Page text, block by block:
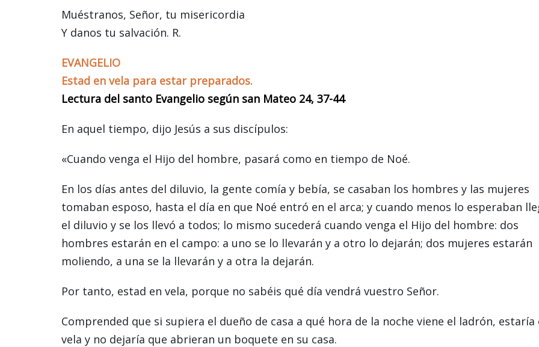
Muéstranos, Señor, tu misericordia
Y danos tu salvación. R.
EVANGELIO
Estad en vela para estar preparados.
Lectura del santo Evangelio según san Mateo 24, 37-44
En aquel tiempo, dijo Jesús a sus discípulos:
«Cuando venga el Hijo del hombre, pasará como en tiempo de Noé.
En los días antes del diluvio, la gente comía y bebía, se casaban los hombres y las mujeres
tomaban esposo, hasta el día en que Noé entró en el arca; y cuando menos lo esperaban
el diluvio y se los llevó a todos; lo mismo sucederá cuando venga el Hijo del hombre: dos
hombres estarán en el campo: a uno se lo llevarán y a otro lo dejarán; dos mujeres estarán
moliendo, a una se la llevarán y a otra la dejarán.
Por tanto, estad en vela, porque no sabéis qué día vendrá vuestro Señor.
Comprended que si supiera el dueño de casa a qué hora de la noche viene el ladrón, estaría
vela y no dejaría que abrieran un boquete en su casa.